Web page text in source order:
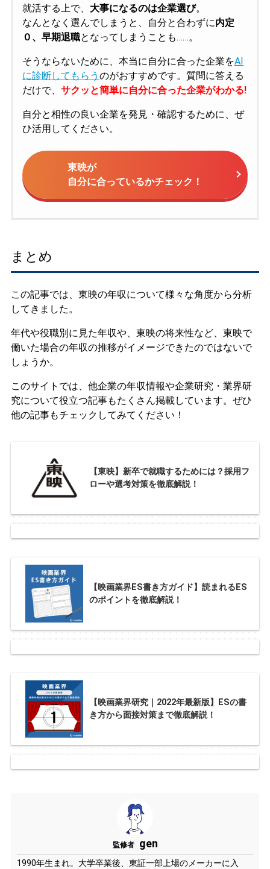
就活する上で、 大事になるのは企業選び。
なんとなく選んでしまうと、自分と合わずに内定
０、早期退職となってしまうことも……。
そうならないために、本当に自分に合った企業をAI
に診断してもらう のがおすすめです。質問に答える
だけで、 サクッと簡単に自分に合った企業がわかる!
自分と相性の良い企業を発見・確認するために、ぜ
ひ活用してください。
東映が
自分に合っているかチェック！
まとめ
この記事では、東映の年収について様々な角度から分析
してきました。
年代や役職別に見た年収や、東映の将来性など、東映で
働いた場合の年収の推移がイメージできたのではないで
しょうか。
このサイトでは、他企業の年収情報や企業研究・業界研
究について役立つ記事もたくさん掲載しています。ぜひ
他の記事もチェックしてみてください！
【東映】新卒で就職するためには？採用フ
ローや選考対策を徹底解説！
【映画業界ES書き方ガイド】読まれるES
のポイントを徹底解説！
【映画業界研究｜2022年最新版】ESの書
き方から面接対策まで徹底解説！
監修者 gen
1990年生まれ。大学卒業後、東証一部上場のメーカーに入